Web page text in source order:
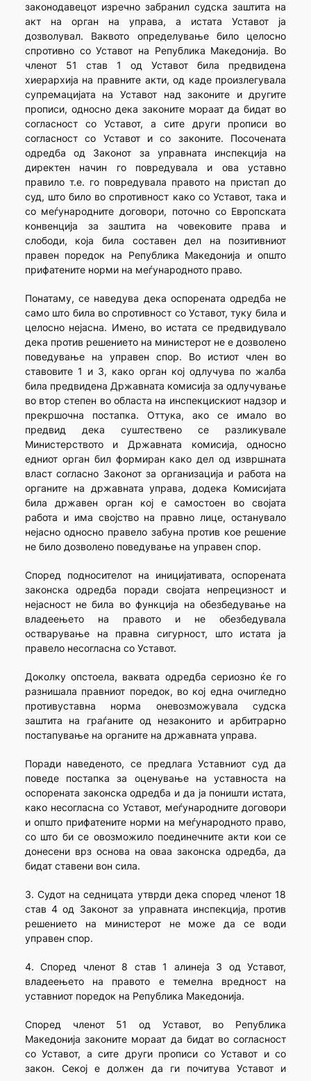
законодавецот изречно забранил судска заштита на
акт на орган на управа, а истата Уставот ја
дозволувал. Ваквото определување било целосно
спротивно со Уставот на Република Македонија. Во
членот 51 став 1 од Уставот била предвидена
хиерархија на правните акти, од каде произлегувала
супремацијата на Уставот над законите и другите
прописи, односно дека законите мораат да бидат во
согласност со Уставот, а сите други прописи во
согласност со Уставот и со законите. Посочената
одредба од Законот за управната инспекција на
директен начин го повредувала и ова уставно
правило т.е. го повредувала правото на пристап до
суд, што било во спротивност како со Уставот, така и
со меѓународните договори, поточно со Европската
конвенција за заштита на човековите права и
слободи, која била составен дел на позитивниот
правен поредок на Република Македонија и општо
прифатените норми на меѓународното право.
Понатаму, се наведува дека оспорената одредба не
само што била во спротивност со Уставот, туку била и
целосно нејасна. Имено, во истата се предвидувало
дека против решението на министерот не е дозволено
поведување на управен спор. Во истиот член во
ставовите 1 и 3, како орган кој одлучува по жалба
била предвидена Државната комисија за одлучување
во втор степен во областа на инспекцискиот надзор и
прекршочна постапка. Оттука, ако се имало во
предвид дека суштествено се разликувале
Министерството и Државната комисија, односно
едниот орган бил формиран како дел од извршната
власт согласно Законот за организација и работа на
органите на државната управа, додека Комисијата
била државен орган кој е самостоен во својата
работа и има својство на правно лице, останувало
нејасно односно правело забуна против кое решение
не било дозволено поведување на управен спор.
Според подносителот на иницијативата, оспорената
законска одредба поради својата непрецизност и
нејасност не била во функција на обезбедување на
владеењето на правото и не обезбедувала
остварување на правна сигурност, што истата ја
правело несогласна со Уставот.
Доколку опстоела, ваквата одредба сериозно ќе го
разнишала правниот поредок, во кој една очигледно
противуставна норма оневозможувала судска
заштита на граѓаните од незаконито и арбитрарно
постапување на органите на државната управа.
Поради наведеното, се предлага Уставниот суд да
поведе постапка за оценување на уставноста на
оспорената законска одредба и да ја поништи истата,
како несогласна со Уставот, меѓународните договори
и општо прифатените норми на меѓународното право,
со што би се овозможило поединечните акти кои се
донесени врз основа на оваа законска одредба, да
бидат ставени вон сила.
3. Судот на седницата утврди дека според членот 18
став 4 од Законот за управната инспекција, против
решението на министерот не може да се води
управен спор.
4. Според членот 8 став 1 алинеја 3 од Уставот,
владеењето на правото е темелна вредност на
уставниот поредок на Република Македонија.
Според членот 51 од Уставот, во Република
Македонија законите мораат да бидат во согласност
со Уставот, а сите други прописи со Уставот и со
закон. Секој е должен да ги почитува Уставот и